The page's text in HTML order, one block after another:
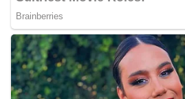
keamanan dan ketertiban
(Kamtibmas) di lingkungan
Melalui interaksi langsung
Bhabinkamtibmas dapat
awal terkait situasi sosial,
maupun hal-hal yang
kondusivitas wilayah,